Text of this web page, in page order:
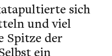
sich
und viel
Spitze der
ein